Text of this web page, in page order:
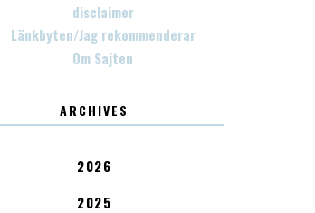
disclaimer
Länkbyten/Jag rekommenderar
Om Sajten
ARCHIVES
2026
2025